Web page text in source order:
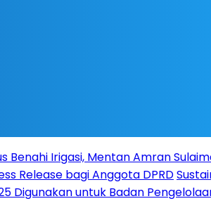
Benahi Irigasi, Mentan Amran
Release bagi Anggota DPRD
Digunakan untuk Badan